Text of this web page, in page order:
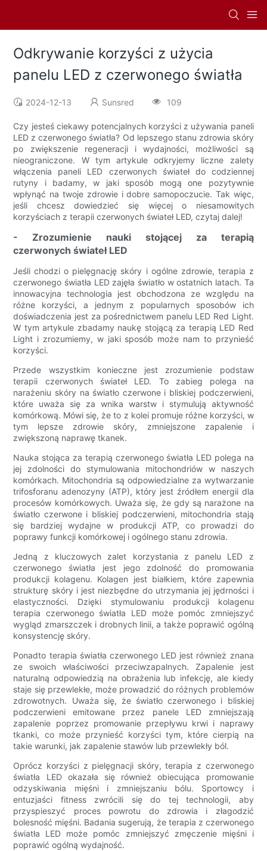
Odkrywanie korzyści z użycia
panelu LED z czerwonego światła
2024-12-13 Sunsred 109
Czy jesteś ciekawy potencjalnych korzyści z używania paneli
LED z czerwonego światła? Od lepszego stanu zdrowia skóry
po zwiększenie regeneracji i wydajności, możliwości są
nieograniczone. W tym artykule odkryjemy liczne zalety
włączenia paneli LED czerwonych świateł do codziennej
rutyny i badamy, w jaki sposób mogą one pozytywnie
wpłynąć na twoje zdrowie i dobre samopoczucie. Tak więc,
jeśli chcesz dowiedzieć się więcej o niesamowitych
korzyściach z terapii czerwonych świateł LED, czytaj dalej!
- Zrozumienie nauki stojącej za terapią
czerwonych świateł LED
Jeśli chodzi o pielęgnację skóry i ogólne zdrowie, terapia z
czerwonego światła LED zajęła światło w ostatnich latach. Ta
innowacyjna technologia jest obchodzona ze względu na
różne korzyści, a jednym z popularnych sposobów ich
doświadczenia jest za pośrednictwem panelu LED Red Light.
W tym artykule zbadamy naukę stojącą za terapią LED Red
Light i zrozumiemy, w jaki sposób może nam to przynieść
korzyści.
Przede wszystkim konieczne jest zrozumienie podstaw
terapii czerwonych świateł LED. To zabieg polega na
narażeniu skóry na światło czerwone i bliskiej podczerwieni,
które uważa się za wnika warstw i stymulują aktywność
komórkową. Mówi się, że to z kolei promuje różne korzyści, w
tym lepsze zdrowie skóry, zmniejszone zapalenie i
zwiększoną naprawę tkanek.
Nauka stojąca za terapią czerwonego światła LED polega na
jej zdolności do stymulowania mitochondriów w naszych
komórkach. Mitochondria są odpowiedzialne za wytwarzanie
trifosforanu adenozyny (ATP), który jest źródłem energii dla
procesów komórkowych. Uważa się, że gdy są narażone na
światło czerwone i bliskiej podczerwieni, mitochondria stają
się bardziej wydajne w produkcji ATP, co prowadzi do
poprawy funkcji komórkowej i ogólnego stanu zdrowia.
Jedną z kluczowych zalet korzystania z panelu LED z
czerwonego światła jest jego zdolność do promowania
produkcji kolagenu. Kolagen jest białkiem, które zapewnia
strukturę skóry i jest niezbędne do utrzymania jej jędrności i
elastyczności. Dzięki stymulowaniu produkcji kolagenu
terapia czerwonego światła LED może pomóc zmniejszyć
wygląd zmarszczek i drobnych linii, a także poprawić ogólną
konsystencję skóry.
Ponadto terapia światła czerwonego LED jest również znana
ze swoich właściwości przeciwzapalnych. Zapalenie jest
naturalną odpowiedzią na obrażenia lub infekcję, ale kiedy
staje się przewlekłe, może prowadzić do różnych problemów
zdrowotnych. Uważa się, że światło czerwonego i bliskiej
podczerwieni emitowane przez panele LED zmniejszają
zapalenie poprzez promowanie przepływu krwi i naprawy
tkanki, co może przynieść korzyści tym, które cierpią na
takie warunki, jak zapalenie stawów lub przewlekły ból.
Oprócz korzyści z pielęgnacji skóry, terapia z czerwonego
światła LED okazała się również obiecująca promowanie
odzyskiwania mięśni i zmniejszaniu bólu. Sportowcy i
entuzjaści fitness zwrócili się do tej technologii, aby
przyspieszyć proces powrotu do zdrowia i złagodzić
bolesność mięśni. Badania sugerują, że terapia z czerwonego
światła LED może pomóc zmniejszyć zmęczenie mięśni i
poprawić ogólną wydajność.